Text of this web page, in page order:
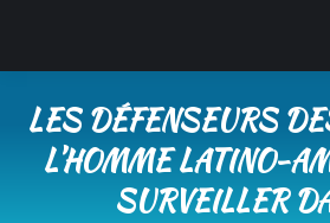
LES DÉFENSEURS
L’HOMME LATINO-
SURVEILLER